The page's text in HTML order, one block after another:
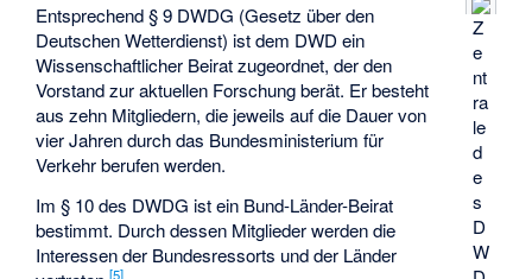
Z
e
nt
ra
le
d
e
s
D
W
Entsprechend § 9 DWDG (Gesetz über den
Deutschen Wetterdienst) ist dem DWD ein
Wissenschaftlicher Beirat zugeordnet, der den
Vorstand zur aktuellen Forschung berät. Er besteht
aus zehn Mitgliedern, die jeweils auf die Dauer von
vier Jahren durch das Bundesministerium für
Verkehr berufen werden.
Im § 10 des DWDG ist ein Bund-Länder-Beirat
bestimmt. Durch dessen Mitglieder werden die
Interessen der Bundesressorts und der Länder
[5]